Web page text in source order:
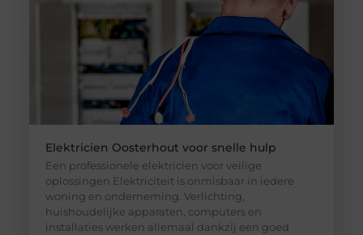
Elektricien Oosterhout voor snelle hulp
Een professionele elektricien voor veilige
oplossingen Elektriciteit is onmisbaar in iedere
woning en onderneming. Verlichting,
huishoudelijke apparaten, computers en
installaties werken allemaal dankzij een goed